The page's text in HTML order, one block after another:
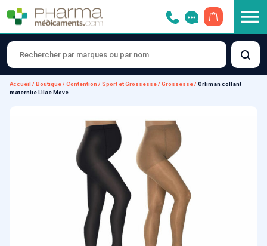
Accueil / Boutique/Contention /Sport et Grossesse/Grossesse/Orliman collant
maternite Lilae Move